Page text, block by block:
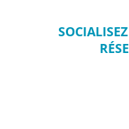
SOCIALISEZ